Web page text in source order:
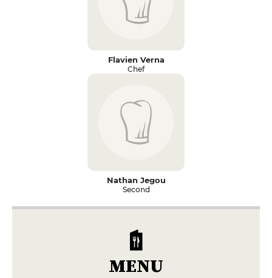
Flavien Verna
Chef
Nathan Jegou
Second
MENU